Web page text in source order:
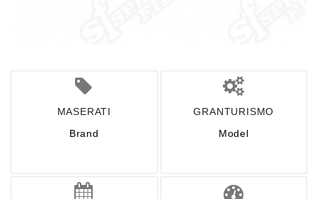
MASERATI
Brand
GRANTURISMO
Model